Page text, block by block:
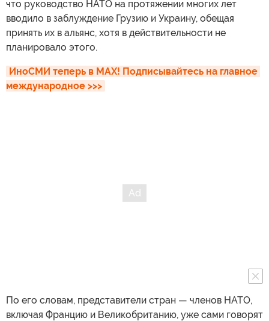
что руководство НАТО на протяжении многих лет
вводило в заблуждение Грузию и Украину, обещая
принять их в альянс, хотя в действительности не
планировало этого.
ИноСМИ теперь в MAX! Подписывайтесь на главное
международное >>>
По его словам, представители стран — членов НАТО,
включая Францию и Великобританию, уже сами говорят